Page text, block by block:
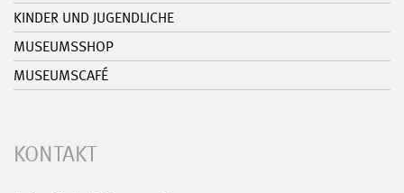
KINDER UND JUGENDLICHE
MUSEUMSSHOP
MUSEUMSCAFÉ
KONTAKT